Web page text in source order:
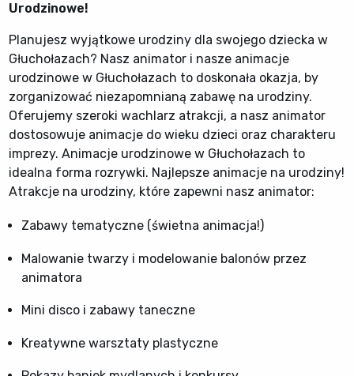
Urodzinowe!
Planujesz wyjątkowe urodziny dla swojego dziecka w
Głuchołazach? Nasz animator i nasze animacje
urodzinowe w Głuchołazach to doskonała okazja, by
zorganizować niezapomnianą zabawę na urodziny.
Oferujemy szeroki wachlarz atrakcji, a nasz animator
dostosowuje animacje do wieku dzieci oraz charakteru
imprezy. Animacje urodzinowe w Głuchołazach to
idealna forma rozrywki. Najlepsze animacje na urodziny!
Atrakcje na urodziny, które zapewni nasz animator:
Zabawy tematyczne (świetna animacja!)
Malowanie twarzy i modelowanie balonów przez
animatora
Mini disco i zabawy taneczne
Kreatywne warsztaty plastyczne